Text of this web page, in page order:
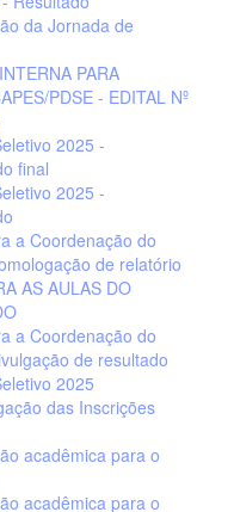
da Jornada de
PARA
PDSE - EDITAL Nº
2025 -
final
2025 -
a Coordenação do
de relatório
AS AULAS DO
a Coordenação do
de resultado
2025 
das Inscrições 
acadêmica para o
acadêmica para o